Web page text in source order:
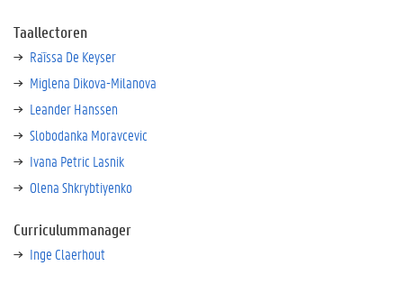
Taallectoren
Ra¨ïssa De Keyser
Miglena Dikova-Milanova
Leander Hanssen
Slobodanka Moravcevic
Ivana Petric Lasnik
Olena Shkrybtiyenko
Curriculummanager
Inge Claerhout